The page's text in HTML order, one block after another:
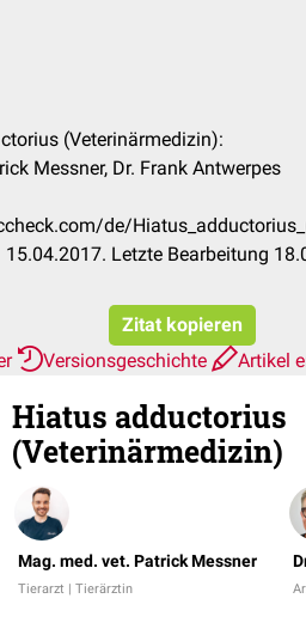
(Veterinärmedizin):
Messner, Dr. Frank Antwerpes
de/
15.04.2017. Letzte Bearbeitung
Zitat kopieren
Versionsgeschichte Artikel
Hiatus adductorius
(Veterinärmedizin)
Mag. med. vet. Patrick Messner
Tierarzt | Tierärztin